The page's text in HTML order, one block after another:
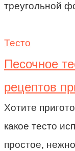
треугольной
Тесто
Песочное
рецептов
Хотите
какое тесто
простое,